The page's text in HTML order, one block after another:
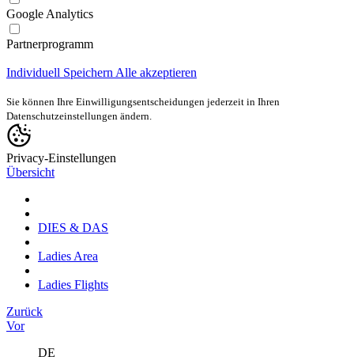
Google Analytics
Partnerprogramm
Individuell Speichern Alle akzeptieren
Sie können Ihre Einwilligungsentscheidungen jederzeit in Ihren
Datenschutzeinstellungen ändern.
Privacy-Einstellungen
Übersicht
DIES & DAS
Ladies Area
Ladies Flights
Zurück
Vor
DE